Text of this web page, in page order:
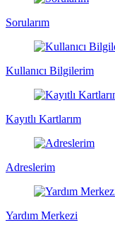
Sorularım
Kullanıcı Bilgilerim
Kayıtlı Kartlarım
Adreslerim
Yardım Merkezi